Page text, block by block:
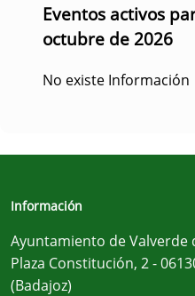
Eventos activos
octubre de 2026
No existe Información
Información
Ayuntamiento de Valverde
Plaza Constitución, 2 -
(Badajoz)